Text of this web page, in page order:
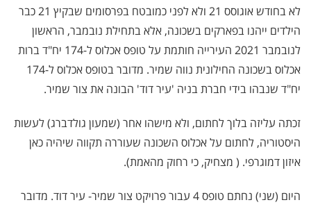
לא בחודש אוגוסס 21 ולא לפני כמובטח בפרסומים שבקיץ 21 כבר
הילדים ייהנו בפארקים בשכונה, אלא בתחילת נובמבר, הראשון
לנובמבר 2021 העירייה חותמת על טופס אכלוס ל-174 יח"ד ברות
אכלוס בשכונה החילונית נווה שמיר. מדובר בטופס אכלוס ל-174
יח"ד שנבהו בידי חברת בניה 'עיר דוד' הבונה את צור שמיר.
זכתה עליזה בלוך לחתום, ולא מישהו אחר (שמעון גולדברג) לעשות
היסטוריה, לחתום על אכלוס השכונה שעוררה תקווה שיהיה כאן
איזון דמוגרפי. ( מצחיק, כי רחוק מהאמת).
היום (שני) נחתם טופס 4 עבור פרויקט צור שמיר- עיר דוד. מדובר